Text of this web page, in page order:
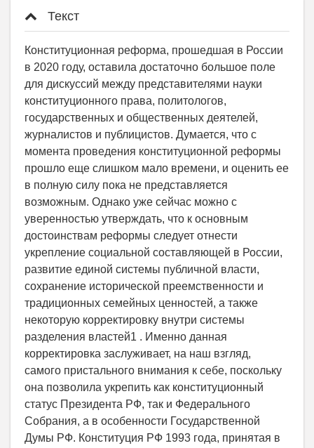
Текст
Конституционная реформа, прошедшая в России
в 2020 году, оставила достаточно большое поле
для дискуссий между представителями науки
конституционного права, политологов,
государственных и общественных деятелей,
журналистов и публицистов. Думается, что с
момента проведения конституционной реформы
прошло еще слишком мало времени, и оценить ее
в полную силу пока не представляется
возможным. Однако уже сейчас можно с
уверенностью утверждать, что к основным
достоинствам реформы следует отнести
укрепление социальной составляющей в России,
развитие единой системы публичной власти,
сохранение исторической преемственности и
традиционных семейных ценностей, а также
некоторую корректировку внутри системы
разделения властей1 . Именно данная
корректировка заслуживает, на наш взгляд,
самого пристального внимания к себе, поскольку
она позволила укрепить как конституционный
статус Президента РФ, так и Федерального
Собрания, а в особенности Государственной
Думы РФ. Конституция РФ 1993 года, принятая в